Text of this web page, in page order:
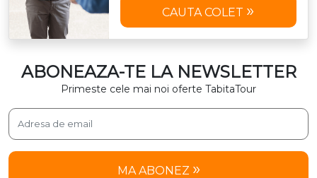
CAUTA COLET
ABONEAZA-TE LA NEWSLETTER
Primeste cele mai noi oferte TabitaTour
MA ABONEZ